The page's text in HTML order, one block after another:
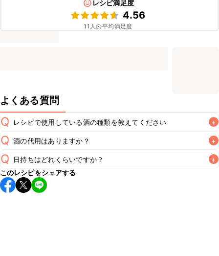
レシピ満足度
4.56
11 人の平均満足度
よくある質問
Q レシピで使用している酒の種類を教えてください +
A
Q 酒の代用はありますか？ +
A
Q 日持ちはどれくらいですか？ +
保存期間は冷蔵で翌日中が目安です。なるべくお早めにお召
し上がりください。
このレシピをシェアする